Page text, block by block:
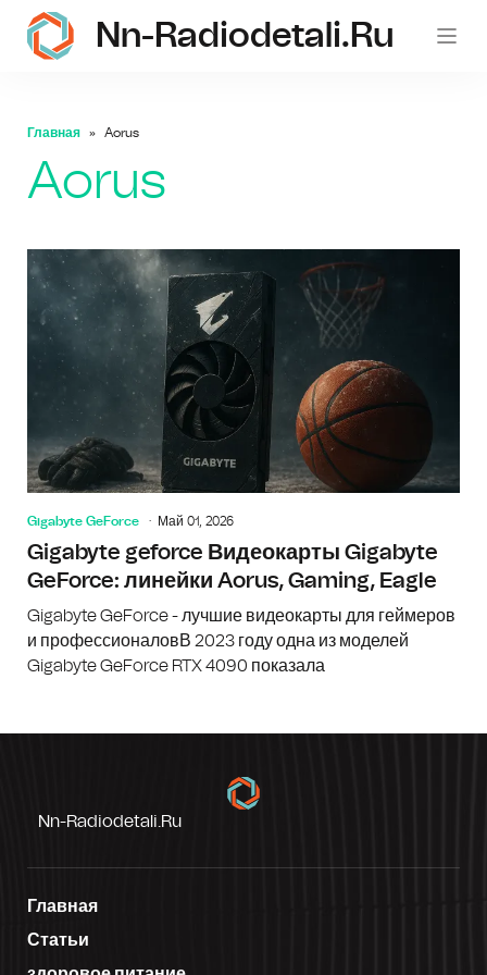
Nn-Radiodetali.ru
Главная Aorus
Aorus
Gigabyte GeForce Май 01, 2026
Gigabyte geforce Видеокарты Gigabyte
GeForce: линейки Aorus, Gaming, Eagle
Gigabyte GeForce - лучшие видеокарты для геймеров
и профессионаловВ 2023 году одна из моделей
Gigabyte GeForce RTX 4090 показала
Nn-Radiodetali.ru
Главная
Статьи